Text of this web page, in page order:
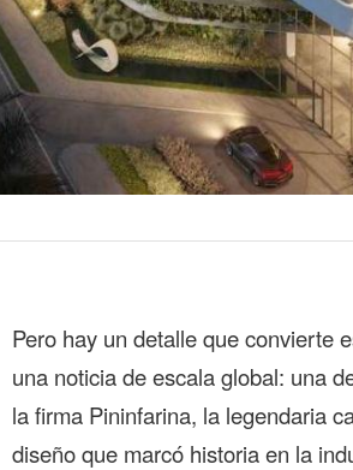
Pero hay un detalle que convierte
una noticia de escala global: una
la firma Pininfarina, la legendaria
diseño que marcó historia en la